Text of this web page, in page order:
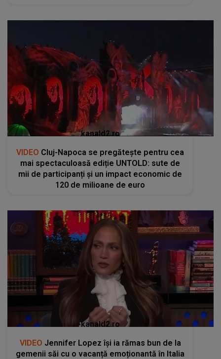
kanald2.ro
VIDEO Cluj-Napoca se pregătește pentru cea
mai spectaculoasă ediție UNTOLD: sute de
mii de participanți și un impact economic de
120 de milioane de euro
kanald2.ro
VIDEO Jennifer Lopez își ia rămas bun de la
gemenii săi cu o vacanță emoționantă în Italia